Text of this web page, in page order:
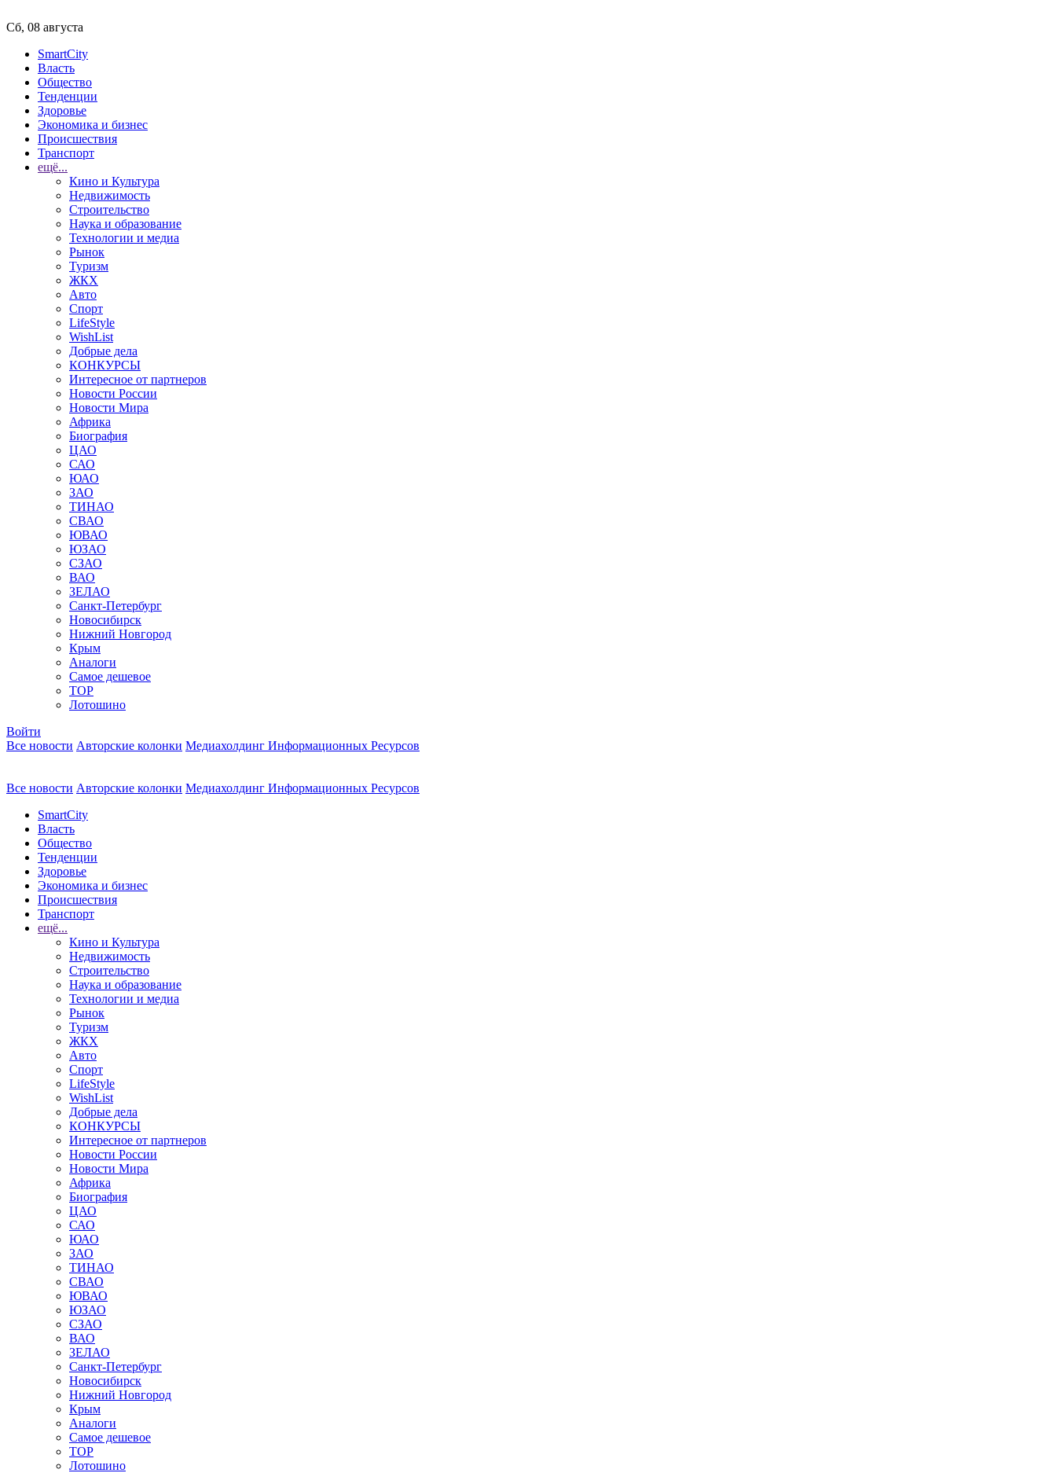
Сб, 08 августа
SmartCity
Власть
Общество
Тенденции
Здоровье
Экономика и бизнес
Происшествия
Транспорт
ещё...
Кино и Культура
Недвижимость
Строительство
Наука и образование
Технологии и медиа
Рынок
Туризм
ЖКХ
Авто
Спорт
LifeStyle
WishList
Добрые дела
КОНКУРСЫ
Интересное от партнеров
Новости России
Новости Мира
Африка
Биография
ЦАО
САО
ЮАО
ЗАО
ТИНАО
СВАО
ЮВАО
ЮЗАО
СЗАО
ВАО
ЗЕЛАО
Санкт-Петербург
Новосибирск
Нижний Новгород
Крым
Аналоги
Самое дешевое
TOP
Лотошино
Войти
Все новости Авторские колонки Медиахолдинг Информационных Ресурсов
Все новости Авторские колонки Медиахолдинг Информационных Ресурсов
SmartCity
Власть
Общество
Тенденции
Здоровье
Экономика и бизнес
Происшествия
Транспорт
ещё...
Кино и Культура
Недвижимость
Строительство
Наука и образование
Технологии и медиа
Рынок
Туризм
ЖКХ
Авто
Спорт
LifeStyle
WishList
Добрые дела
КОНКУРСЫ
Интересное от партнеров
Новости России
Новости Мира
Африка
Биография
ЦАО
САО
ЮАО
ЗАО
ТИНАО
СВАО
ЮВАО
ЮЗАО
СЗАО
ВАО
ЗЕЛАО
Санкт-Петербург
Новосибирск
Нижний Новгород
Крым
Аналоги
Самое дешевое
TOP
Лотошино